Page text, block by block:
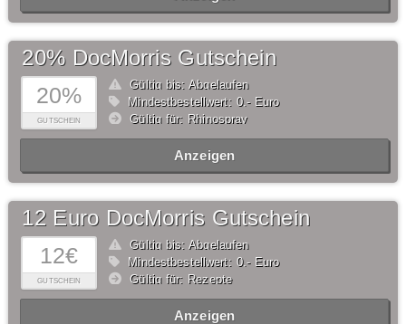
20%
GUTSCHEIN
20% DocMorris Gutschein
Gültig bis: Abgelaufen
Mindestbestellwert: 0,- Euro
Gültig für: Rhinospray
Anzeigen
12€
GUTSCHEIN
12 Euro DocMorris Gutschein
Gültig bis: Abgelaufen
Mindestbestellwert: 0,- Euro
Gültig für: Rezepte
Anzeigen